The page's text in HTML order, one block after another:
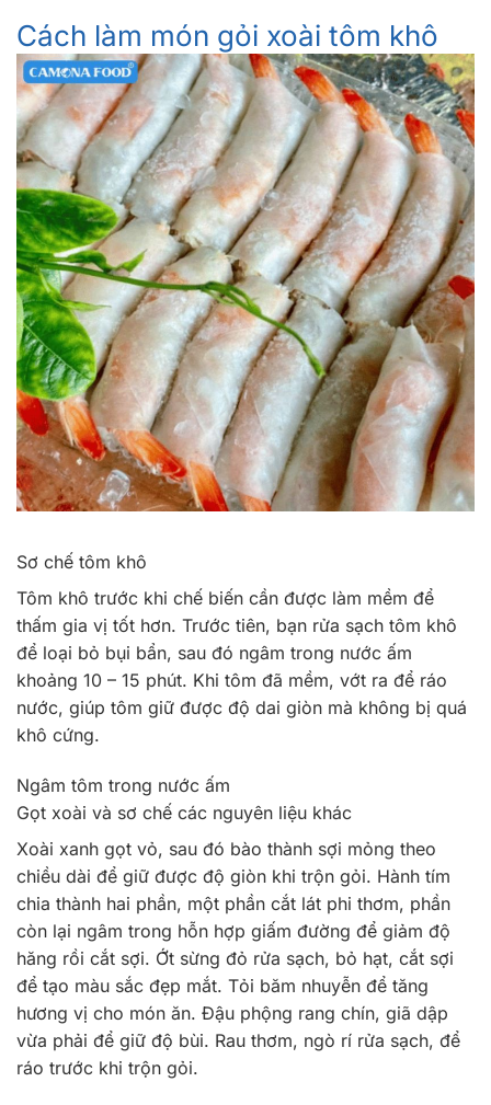
Cách làm món gỏi xoài tôm khô
Sơ chế tôm khô
Tôm khô trước khi chế biến cần được làm mềm để
thấm gia vị tốt hơn. Trước tiên, bạn rửa sạch tôm khô
để loại bỏ bụi bẩn, sau đó ngâm trong nước ấm
khoảng 10 – 15 phút. Khi tôm đã mềm, vớt ra để ráo
nước, giúp tôm giữ được độ dai giòn mà không bị quá
khô cứng.
Ngâm tôm trong nước ấm
Gọt xoài và sơ chế các nguyên liệu khác
Xoài xanh gọt vỏ, sau đó bào thành sợi mỏng theo
chiều dài để giữ được độ giòn khi trộn gỏi. Hành tím
chia thành hai phần, một phần cắt lát phi thơm, phần
còn lại ngâm trong hỗn hợp giấm đường để giảm độ
hăng rồi cắt sợi. Ớt sừng đỏ rửa sạch, bỏ hạt, cắt sợi
để tạo màu sắc đẹp mắt. Tỏi băm nhuyễn để tăng
hương vị cho món ăn. Đậu phộng rang chín, giã dập
vừa phải để giữ độ bùi. Rau thơm, ngò rí rửa sạch, để
ráo trước khi trộn gỏi.